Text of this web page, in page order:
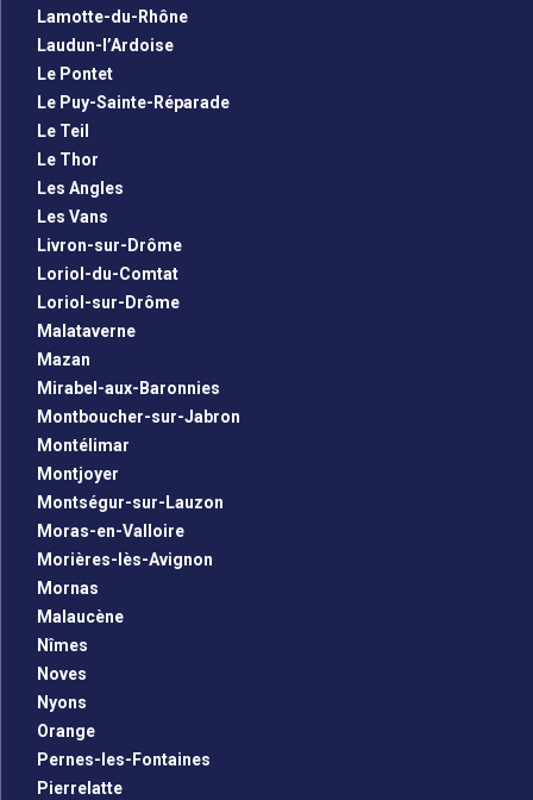
Lamotte-du-Rhône
Laudun-l’Ardoise
Le Pontet
Le Puy-Sainte-Réparade
Le Teil
Le Thor
Les Angles
Les Vans
Livron-sur-Drôme
Loriol-du-Comtat
Loriol-sur-Drôme
Malataverne
Mazan
Mirabel-aux-Baronnies
Montboucher-sur-Jabron
Montélimar
Montjoyer
Montségur-sur-Lauzon
Moras-en-Valloire
Morières-lès-Avignon
Mornas
Malaucène
Nîmes
Noves
Nyons
Orange
Pernes-les-Fontaines
Pierrelatte